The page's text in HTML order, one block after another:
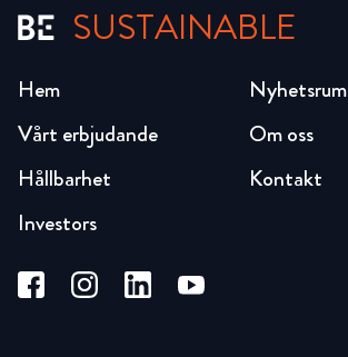
SUSTAINABLE
Hem
Vårt erbjudande
Hållbarhet
Investors
Nyhetsrum
Om oss
Kontakt